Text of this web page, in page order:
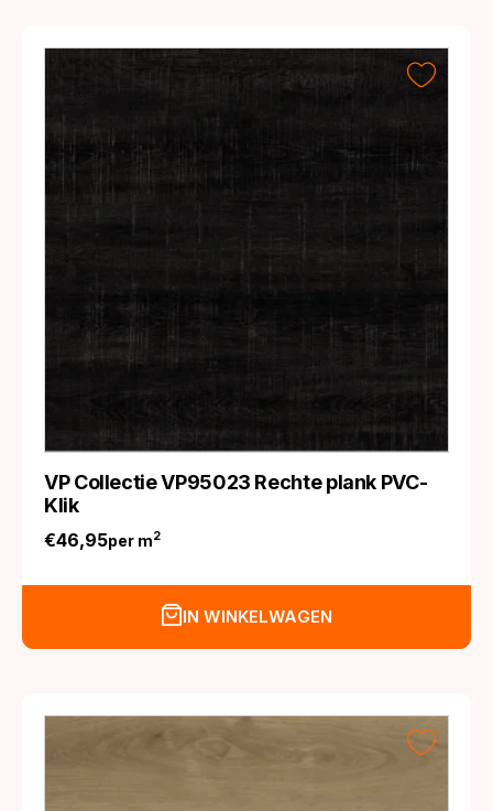
VP Collectie VP95023 Rechte plank PVC-
Klik
€46,95per m2
IN WINKELWAGEN